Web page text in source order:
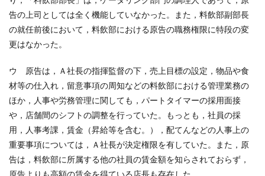
告の上司としては全く機能していなかった。また，料飲部副部長
の就任前後において，料飲部における原告の職務権限に特段の変
更はなかった。
ウ 原告は，Ａ社長の指揮監督の下，売上目標の設定，物品や食
材等の仕入れ，留意事項の周知などの料飲部における管理業務の
ほか，人事や労務管理に関しても，パートタイマーの採用面接
や，店舗間のシフトの調整を行っていた。もっとも，社員の採
用，人事考課，賃金（昇給等を含む。），配てんなどの人事上の
重要事項については，Ａ社長が決定権限を有していた。また，原
告は，料飲部に所属する他の社員の賃金額を知らされておらず，
原告よりも高額の賃金を得ている店長も存在した。